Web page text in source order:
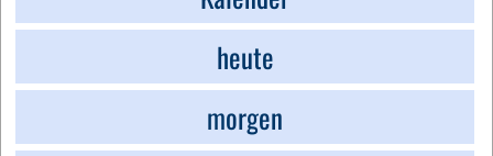
heute
morgen